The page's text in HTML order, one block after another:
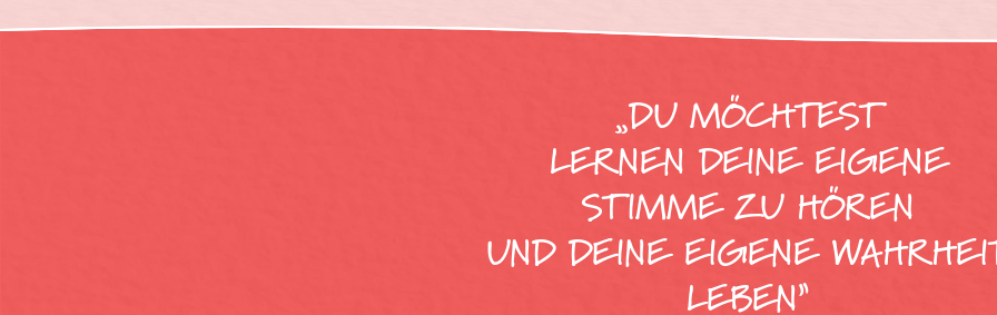
„DU MÖCHTEST
LERNEN DEINE EIGENE
STIMME ZU HÖREN
UND DEINE EIGENE
LEBEN”